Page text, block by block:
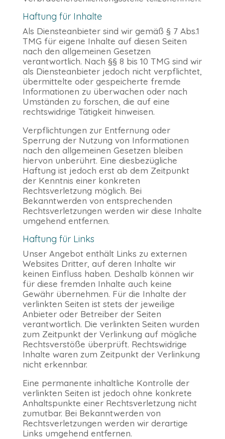
Haftung für Inhalte
Als Diensteanbieter sind wir gemäß § 7 Abs.1
TMG für eigene Inhalte auf diesen Seiten
nach den allgemeinen Gesetzen
verantwortlich. Nach §§ 8 bis 10 TMG sind wir
als Diensteanbieter jedoch nicht verpflichtet,
übermittelte oder gespeicherte fremde
Informationen zu überwachen oder nach
Umständen zu forschen, die auf eine
rechtswidrige Tätigkeit hinweisen.
Verpflichtungen zur Entfernung oder
Sperrung der Nutzung von Informationen
nach den allgemeinen Gesetzen bleiben
hiervon unberührt. Eine diesbezügliche
Haftung ist jedoch erst ab dem Zeitpunkt
der Kenntnis einer konkreten
Rechtsverletzung möglich. Bei
Bekanntwerden von entsprechenden
Rechtsverletzungen werden wir diese Inhalte
umgehend entfernen.
Haftung für Links
Unser Angebot enthält Links zu externen
Websites Dritter, auf deren Inhalte wir
keinen Einfluss haben. Deshalb können wir
für diese fremden Inhalte auch keine
Gewähr übernehmen. Für die Inhalte der
verlinkten Seiten ist stets der jeweilige
Anbieter oder Betreiber der Seiten
verantwortlich. Die verlinkten Seiten wurden
zum Zeitpunkt der Verlinkung auf mögliche
Rechtsverstöße überprüft. Rechtswidrige
Inhalte waren zum Zeitpunkt der Verlinkung
nicht erkennbar.
Eine permanente inhaltliche Kontrolle der
verlinkten Seiten ist jedoch ohne konkrete
Anhaltspunkte einer Rechtsverletzung nicht
zumutbar. Bei Bekanntwerden von
Rechtsverletzungen werden wir derartige
Links umgehend entfernen.